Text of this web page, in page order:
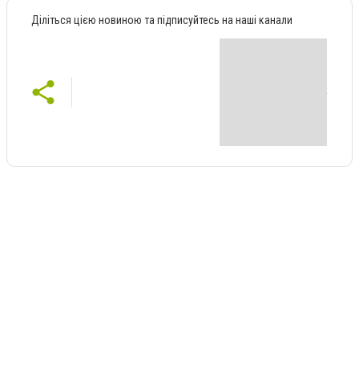
Діліться цією новиною та підписуйтесь на наші канали